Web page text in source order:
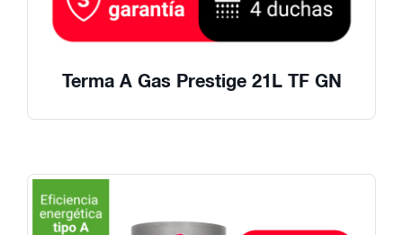
Terma A Gas Prestige 21L TF GN